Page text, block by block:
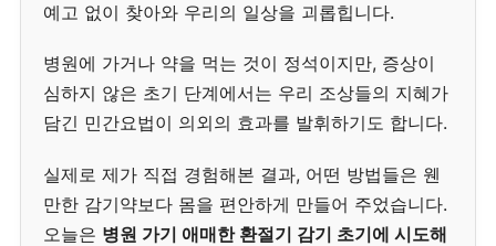
예고 없이 찾아와 우리의 일상을 괴롭힙니다.
병원에 가거나 약을 먹는 것이 정석이지만, 증상이
심하지 않은 초기 단계에서는 우리 조상들의 지혜가
담긴 민간요법이 의외의 효과를 발휘하기도 합니다.
실제로 제가 직접 경험해본 결과, 어떤 방법들은 웬
만한 감기약보다 몸을 편안하게 만들어 주었습니다.
오늘은 병원 가기 애매한 환절기 감기 초기에 시도해